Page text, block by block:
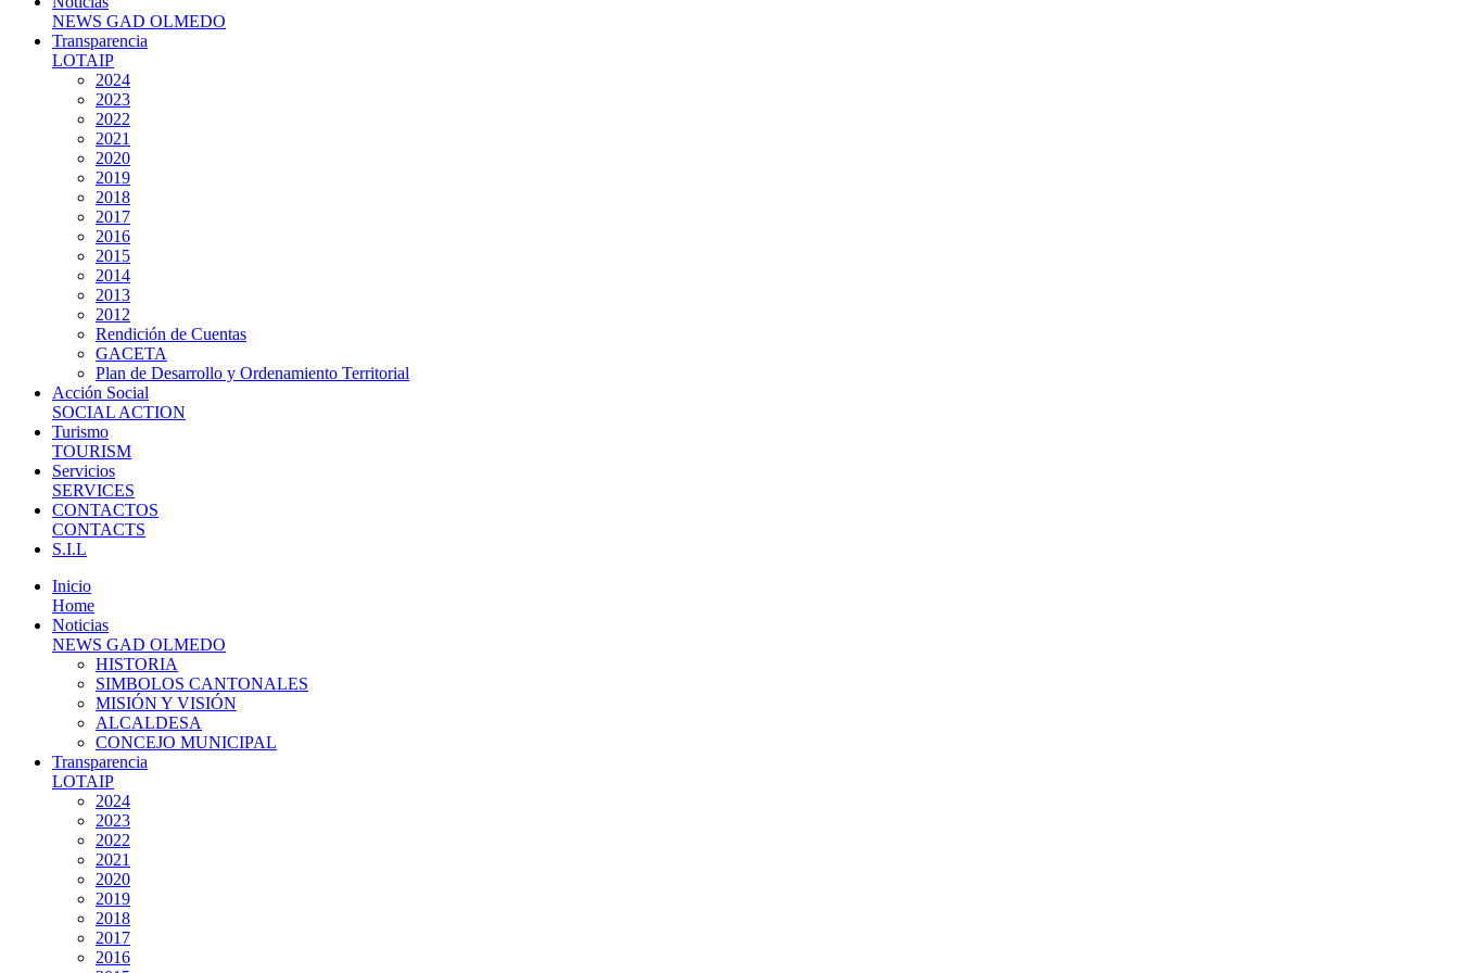
NEWS GAD OLMEDO
Transparencia
LOTAIP
2024
2023
2022
2021
2020
2019
2018
2017
2016
2015
2014
2013
2012
Rendición de Cuentas
GACETA
Plan de Desarrollo y Ordenamiento Territorial
Acción Social
SOCIAL ACTION
Turismo
TOURISM
Servicios
SERVICES
CONTACTOS
CONTACTS
S.I.L
Inicio
Home
Noticias
NEWS GAD OLMEDO
HISTORIA
SIMBOLOS CANTONALES
MISIÓN Y VISIÓN
ALCALDESA
CONCEJO MUNICIPAL
Transparencia
LOTAIP
2024
2023
2022
2021
2020
2019
2018
2017
2016